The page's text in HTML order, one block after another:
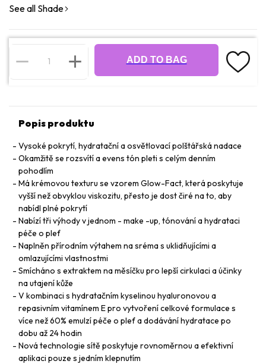
See all Shade
ADD TO BAG
Popis produktu
Vysoké pokrytí, hydratační a osvětlovací polštářská nadace
Okamžitě se rozsvítí a evens tón pleti s celým denním
pohodlím
Má krémovou texturu se vzorem Glow-Fact, která poskytuje
vyšší než obvyklou viskozitu, přesto je dost čiré na to, aby
nabídl plné pokrytí
Nabízí tři výhody v jednom - make -up, tónování a hydrataci
péče o pleť
Naplněn přírodním výtahem na sréma s uklidňujícími a
omlazujícími vlastnostmi
Smícháno s extraktem na měsíčku pro lepší cirkulaci a účinky
na utajení kůže
V kombinaci s hydratačním kyselinou hyaluronovou a
repasivním vitamínem E pro vytvoření celkové formulace s
více než 60% emulzí péče o pleť a dodávání hydratace po
dobu až 24 hodin
Nová technologie sítě poskytuje rovnoměrnou a efektivní
aplikaci pouze s jedním klepnutím